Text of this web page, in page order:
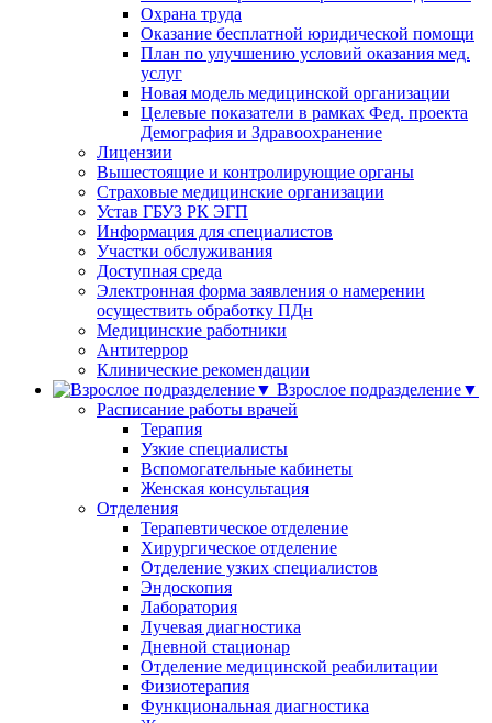
Охрана труда
Оказание бесплатной юридической помощи
План по улучшению условий оказания мед.
услуг
Новая модель медицинской организации
Целевые показатели в рамках Фед. проекта
Демография и Здравоохранение
Лицензии
Вышестоящие и контролирующие органы
Страховые медицинские организации
Устав ГБУЗ РК ЭГП
Информация для специалистов
Участки обслуживания
Доступная среда
Электронная форма заявления о намерении
осуществить обработку ПДн
Медицинские работники
Антитеррор
Клинические рекомендации
Взрослое подразделение▼
Расписание работы врачей
Терапия
Узкие специалисты
Вспомогательные кабинеты
Женская консультация
Отделения
Терапевтическое отделение
Хирургическое отделение
Отделение узких специалистов
Эндоскопия
Лаборатория
Лучевая диагностика
Дневной стационар
Отделение медицинской реабилитации
Физиотерапия
Функциональная диагностика